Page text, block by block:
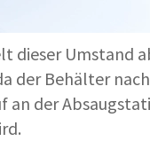
dieser Umstand
der Behälter
an der